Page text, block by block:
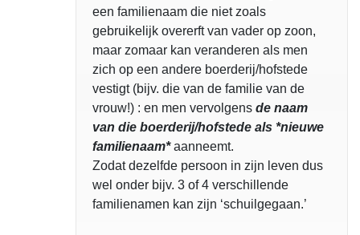
een familienaam die niet zoals
gebruikelijk overerft van vader op zoon,
maar zomaar kan veranderen als men
zich op een andere boerderij/hofstede
vestigt (bijv. die van de familie van de
vrouw!) : en men vervolgens de naam
van die boerderij/hofstede als *nieuwe
familienaam*aanneemt.
Zodat dezelfde persoon in zijn leven dus
wel onder bijv. 3 of 4 verschillende
familienamen kan zijn ‘schuilgegaan.’